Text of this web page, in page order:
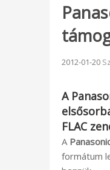
Beküldve:
2012-01-20
A
FLAC
A
formátum